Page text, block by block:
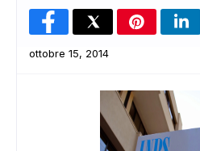
ottobre 15, 2014